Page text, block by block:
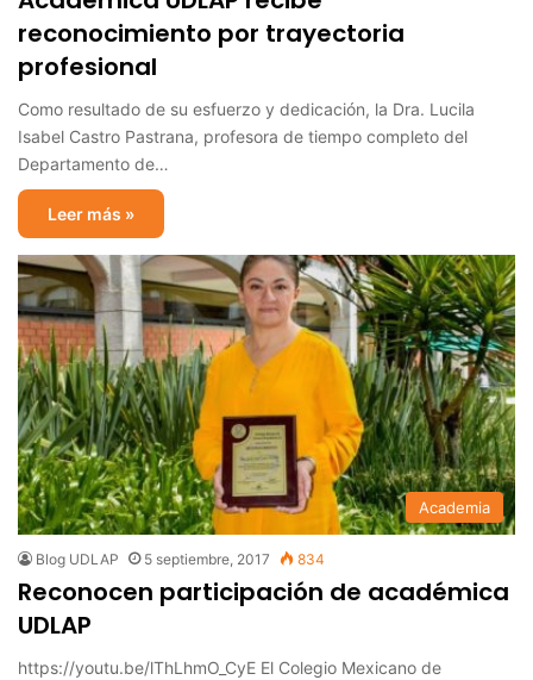
reconocimiento por trayectoria
profesional
Como resultado de su esfuerzo y dedicación, la Dra. Lucila
Isabel Castro Pastrana, profesora de tiempo completo del
Departamento de…
Leer más »
Academia
Blog UDLAP 5 septiembre, 2017 834
Reconocen participación de académica
UDLAP
https://youtu.be/lThLhmO_CyE El Colegio Mexicano de